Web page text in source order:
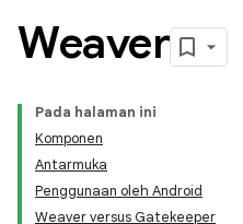
Weaver
Pada halaman ini
Komponen
Antarmuka
Penggunaan oleh Android
Weaver versus Gatekeeper